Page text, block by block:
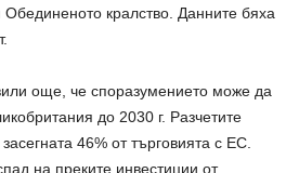
кралство. Данните бяха
още, че споразумението може да
до 2030 г. Разчетите
46% от търговията с ЕС.
на преките инвестиции от